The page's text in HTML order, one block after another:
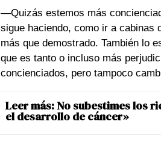
—Quizás estemos más
sigue haciendo, como ir a cabinas
más que demostrado. También lo
que es tanto o incluso más
concienciados, pero tampoco
Leer más:No subestimes los
el desarrollo de cáncer»